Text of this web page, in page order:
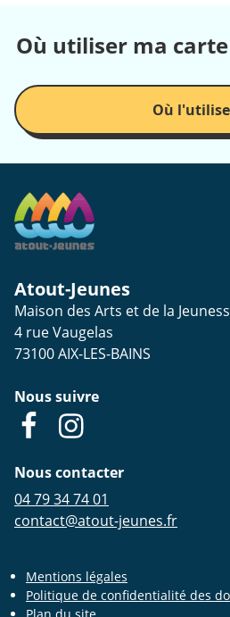
Où utiliser ma carte
Où
Atout-Jeunes
Maison des Arts et de la
4 rue Vaugelas
73100AIX-LES-BAINS
Nous suivre
Nous contacter
04 79 34 74 01
contact@atout-jeunes.fr
Mentions légales
Politique de confidentialité des